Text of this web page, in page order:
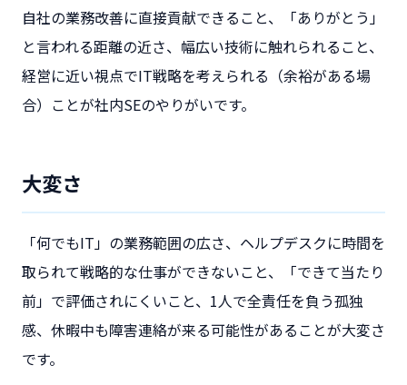
自社の業務改善に直接貢献できること、「ありがとう」
と言われる距離の近さ、幅広い技術に触れられること、
経営に近い視点でIT戦略を考えられる（余裕がある場
合）ことが社内SEのやりがいです。
大変さ
「何でもIT」の業務範囲の広さ、ヘルプデスクに時間を
取られて戦略的な仕事ができないこと、「できて当たり
前」で評価されにくいこと、1人で全責任を負う孤独
感、休暇中も障害連絡が来る可能性があることが大変さ
です。